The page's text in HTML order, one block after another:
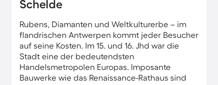
Schelde
Rubens, Diamanten und Weltkulturerbe – im
flandrischen Antwerpen kommt jeder Besucher
auf seine Kosten. Im 15. und 16. Jhd war die
Stadt eine der bedeutendsten
Handelsmetropolen Europas. Imposante
Bauwerke wie das Renaissance-Rathaus sind